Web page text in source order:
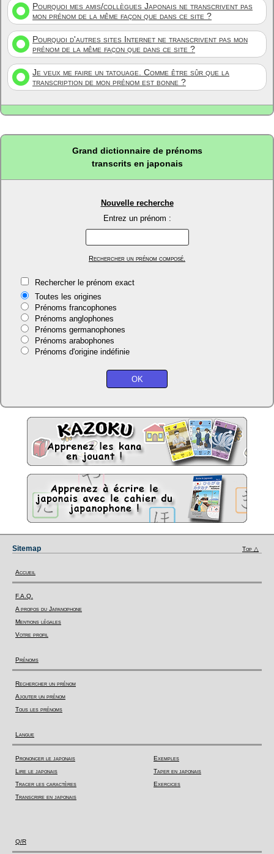
Pourquoi mes amis/collègues Japonais ne transcrivent pas
mon prénom de la même façon que dans ce site ?
Pourquoi d'autres sites Internet ne transcrivent pas mon
prénom de la même façon que dans ce site ?
Je veux me faire un tatouage. Comme être sûr que la
transcription de mon prénom est bonne ?
Grand dictionnaire de prénoms
transcrits en japonais
Nouvelle recherche
Entrez un prénom :
Rechercher un prénom composé.
Rechercher le prénom exact
Toutes les origines
Prénoms francophones
Prénoms anglophones
Prénoms germanophones
Prénoms arabophones
Prénoms d'origine indéfinie
Sitemap Top △
Accueil
F.A.Q.
A propos du Japanophone
Mentions légales
Votre profil
Prénoms
Rechercher un prénom
Ajouter un prénom
Tous les prénoms
Langue
Prononcer le japonais
Lire le japonais
Tracer les caractères
Transcrire en japonais
Exemples
Taper en japonais
Exercices
Q/R